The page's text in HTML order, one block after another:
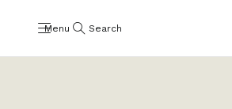
Menu Search